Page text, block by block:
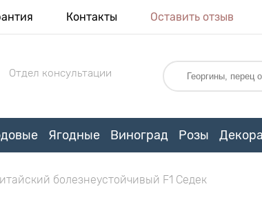
Контакты Оставить отзыв
Отдел консультации
Ягодные Виноград Розы
болезнеустойчивый F1 Седек